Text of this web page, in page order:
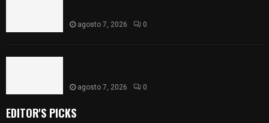
agosto 7, 2026 0
agosto 7, 2026 0
EDITOR'S PICKS